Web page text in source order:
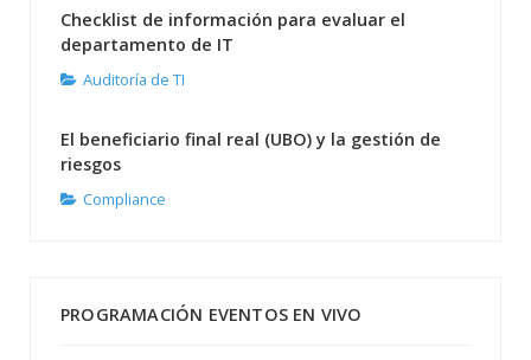
Checklist de información para evaluar el
departamento de IT
Auditoría de TI
El beneficiario final real (UBO) y la gestión de
riesgos
Compliance
PROGRAMACIÓN EVENTOS EN VIVO